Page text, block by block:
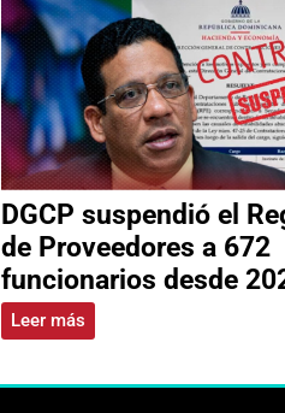
DGCP suspendió el
de Proveedores a 672
funcionarios desde
Leer más